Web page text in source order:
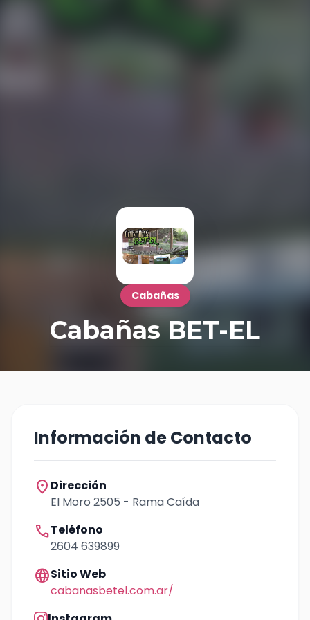
Cabañas
Cabañas BET-EL
Información de Contacto
location_on Dirección
El Moro 2505 - Rama Caída
callTeléfono
2604 639899
languageSitio Web
cabanasbetel.com.ar/